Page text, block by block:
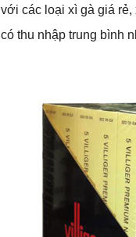
với các loại xì gà giá rẻ,
có thu nhập trung bình